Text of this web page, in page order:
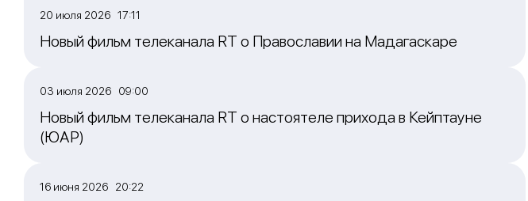
20 июля 2026 17:11
Новый фильм телеканала RT о Православии на Мадагаскаре
03 июля 2026 09:00
Новый фильм телеканала RT о настоятеле прихода в Кейптауне
(ЮАР)
16 июня 2026 20:22